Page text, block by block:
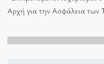
Αρχή για την Ασφάλεια των